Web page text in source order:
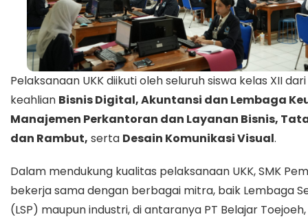
Pelaksanaan UKK diikuti oleh seluruh siswa kelas XII
keahlian Bisnis Digital, Akuntansi dan Lembaga
Manajemen Perkantoran dan Layanan Bisnis,
dan Rambut, serta Desain Komunikasi Visual.
Dalam mendukung kualitas pelaksanaan UKK, SMK
bekerja sama dengan berbagai mitra, baik Lembaga
(LSP) maupun industri, di antaranya PT Belajar Toejoeh,